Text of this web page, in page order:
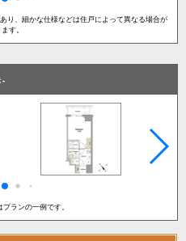
・設備のバランスが優れてお
まいと共に過ごす優越を是非体
り、細かな仕様などは住戸によって異なる場合が
す。
-
ランの一例です。